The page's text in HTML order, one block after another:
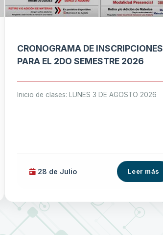
CRONOGRAMA DE INSCRIPCIONES
PARA EL 2DO SEMESTRE 2026
Inicio de clases: LUNES 3 DE AGOSTO 2026
28 de Julio Leer más